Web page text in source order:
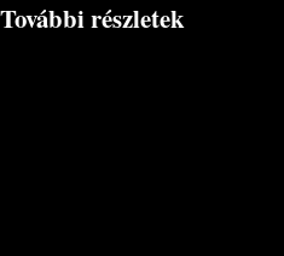
További részletek